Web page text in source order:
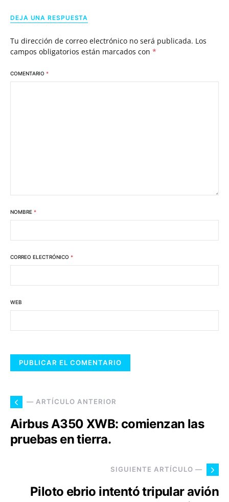
DEJA UNA RESPUESTA
Tu dirección de correo electrónico no será publicada. Los
campos obligatorios están marcados con *
COMENTARIO *
NOMBRE *
CORREO ELECTRÓNICO *
WEB
— ARTÍCULO ANTERIOR
Airbus A350 XWB: comienzan las
pruebas en tierra.
SIGUIENTE ARTÍCULO —
Piloto ebrio intentó tripular avión